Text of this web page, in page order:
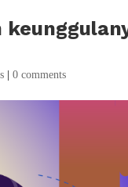
|0 comments